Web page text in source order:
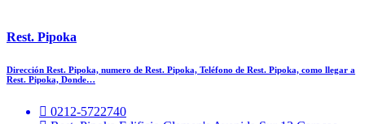
Rest. Pipoka
Dirección Rest. Pipoka, numero de Rest. Pipoka, Teléfono de Rest. Pipoka, como llegar a
Rest. Pipoka, Donde…
0212-5722740